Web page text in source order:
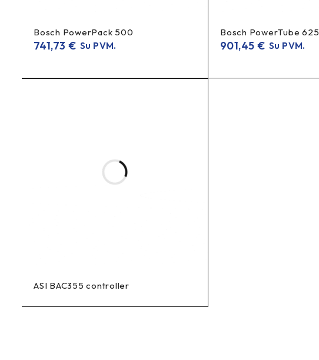
Ne.Tvirtinimo laikiklis perkamas atskirai.
Bosch PowerPack 500
741,73 € Su PVM.
Bosch PowerTube 625
901,45 € Su PVM.
ASI BAC355 controller